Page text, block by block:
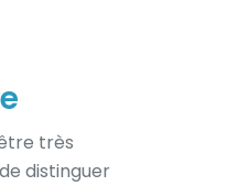
très
distinguer